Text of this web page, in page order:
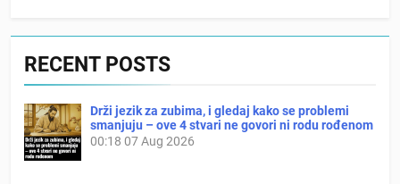
RECENT POSTS
Drži jezik za zubima, i gledaj kako se problemi
smanjuju – ove 4 stvari ne govori ni rodu rođenom
00:18 07 Aug 2026